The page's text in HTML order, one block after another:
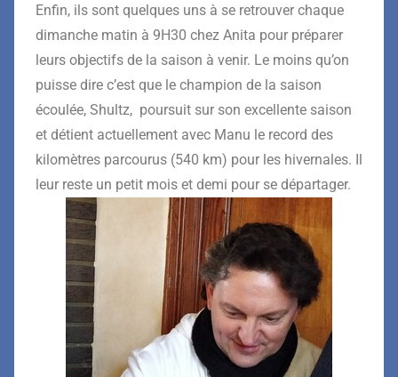
Enfin, ils sont quelques uns à se retrouver chaque
dimanche matin à 9H30 chez Anita pour préparer
leurs objectifs de la saison à venir. Le moins qu’on
puisse dire c’est que le champion de la saison
écoulée, Shultz, poursuit sur son excellente saison
et détient actuellement avec Manu le record des
kilomètres parcourus (540 km) pour les hivernales. Il
leur reste un petit mois et demi pour se départager.